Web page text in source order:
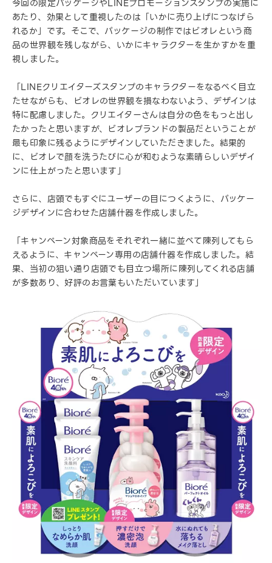
今回の限定パッケージやLINEプロモーションスタンプの実施に
あたり、効果として重視したのは「いかに売り上げにつなげら
れるか」です。そこで、パッケージの制作ではビオレという商
品の世界観を残しながら、いかにキャラクターを生かすかを重
視しました。
「LINEクリエイターズスタンプのキャラクターをなるべく目立
たせながらも、ビオレの世界観を損なわないよう、デザインは
特に配慮しました。クリエイターさんは自分の色をもっと出し
たかったと思いますが、ビオレブランドの製品だということが
最も印象に残るようにデザインしていただきました。結果的
に、ビオレで顔を洗うたびに心が和むような素晴らしいデザイ
ンに仕上がったと思います」
さらに、店頭でもすぐにユーザーの目につくように、パッケー
ジデザインに合わせた店舗什器を作成しました。
「キャンペーン対象商品をそれぞれ一緒に並べて陳列してもら
えるように、キャンペーン専用の店舗什器を作成しました。結
果、当初の狙い通り店頭でも目立つ場所に陳列してくれる店舗
が多数あり、好評のお言葉もいただいています」